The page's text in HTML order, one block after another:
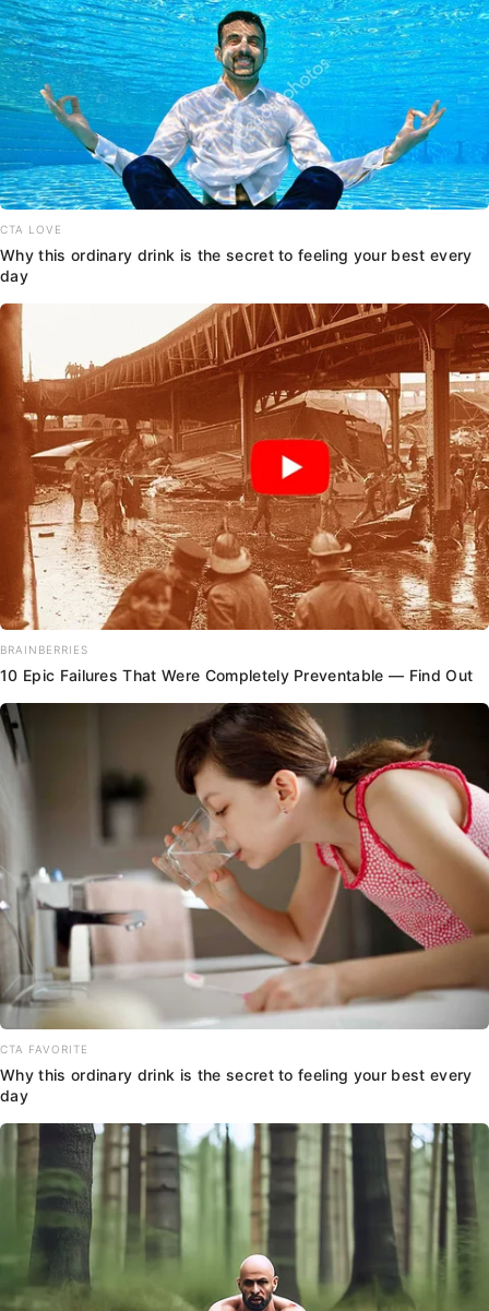
CTA LOVE
Why this ordinary drink is the secret to feeling your best every
day
BRAINBERRIES
10 Epic Failures That Were Completely Preventable — Find Out
CTA FAVORITE
Why this ordinary drink is the secret to feeling your best every
day